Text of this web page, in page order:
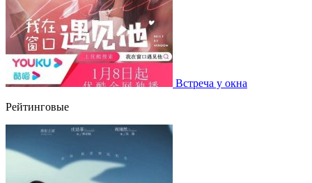
Встреча у окна
Рейтинговые